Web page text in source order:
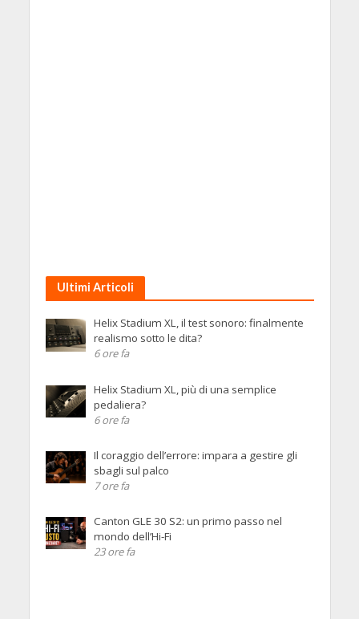
Ultimi Articoli
Helix Stadium XL, il test sonoro: finalmente
realismo sotto le dita?
6 ore fa
Helix Stadium XL, più di una semplice
pedaliera?
6 ore fa
Il coraggio dell’errore: impara a gestire gli
sbagli sul palco
7 ore fa
Canton GLE 30 S2: un primo passo nel
mondo dell’Hi-Fi
23 ore fa